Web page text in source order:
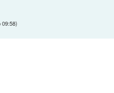
09:58)